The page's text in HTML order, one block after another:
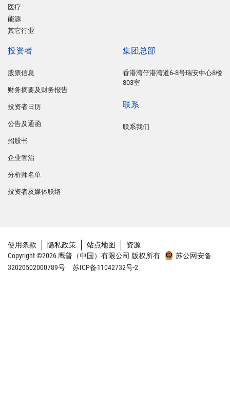
医疗
能源
其它行业
投资者
股票信息
财务摘要及财务报告
投资者日历
公告及通函
招股书
企业管治
分析师名单
投资者及媒体联络
集团总部
香港湾仔港湾道6-8号瑞安中心8楼
803室
联系
联系我们
使用条款 隐私政策 站点地图
资源
Copyright ©2026 鹰普（中国）有限公司 版权所有
苏公网安备
32020502000789号
苏ICP备11042732号-2